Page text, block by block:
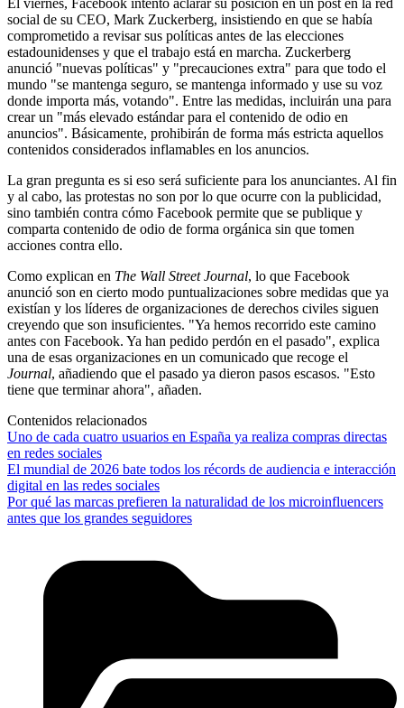
social de su CEO, Mark Zuckerberg, insistiendo en que se había
comprometido a revisar sus políticas antes de las elecciones
estadounidenses y que el trabajo está en marcha. Zuckerberg
anunció "nuevas políticas" y "precauciones extra" para que todo el
mundo "se mantenga seguro, se mantenga informado y use su voz
donde importa más, votando". Entre las medidas, incluirán una para
crear un "más elevado estándar para el contenido de odio en
anuncios". Básicamente, prohibirán de forma más estricta aquellos
contenidos considerados inflamables en los anuncios.
La gran pregunta es si eso será suficiente para los anunciantes. Al fin
y al cabo, las protestas no son por lo que ocurre con la publicidad,
sino también contra cómo Facebook permite que se publique y
comparta contenido de odio de forma orgánica sin que tomen
acciones contra ello.
Como explican en The Wall Street Journal, lo que Facebook
anunció son en cierto modo puntualizaciones sobre medidas que ya
existían y los líderes de organizaciones de derechos civiles siguen
creyendo que son insuficientes. "Ya hemos recorrido este camino
antes con Facebook. Ya han pedido perdón en el pasado", explica
una de esas organizaciones en un comunicado que recoge el
Journal, añadiendo que el pasado ya dieron pasos escasos. "Esto
tiene que terminar ahora", añaden.
Contenidos relacionados
Uno de cada cuatro usuarios en España ya realiza compras directas
en redes sociales
El mundial de 2026 bate todos los récords de audiencia e interacción
digital en las redes sociales
Por qué las marcas prefieren la naturalidad de los microinfluencers
antes que los grandes seguidores